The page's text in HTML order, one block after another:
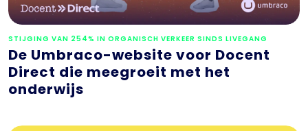
STIJGING VAN 254% IN ORGANISCH VERKEER SINDS LIVEGANG
De Umbraco-website voor Docent
Direct die meegroeit met het
onderwijs